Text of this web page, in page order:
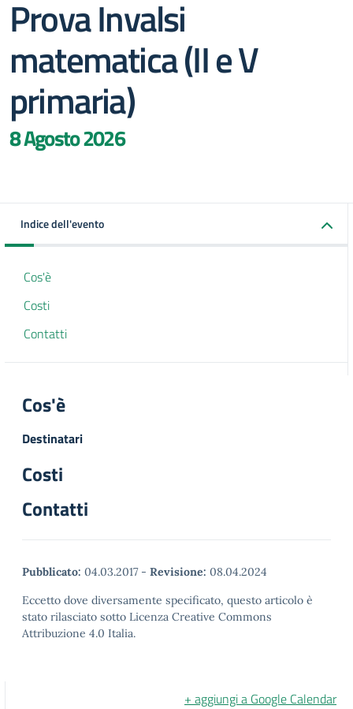
Prova Invalsi
matematica (II e V
primaria)
8 Agosto 2026
Indice dell'evento
Cos'è
Costi
Contatti
Cos'è
Destinatari
Costi
Contatti
Pubblicato: 04.03.2017 - Revisione: 08.04.2024
Eccetto dove diversamente specificato, questo articolo è
stato rilasciato sotto Licenza Creative Commons
Attribuzione 4.0 Italia.
+ aggiungi a Google Calendar